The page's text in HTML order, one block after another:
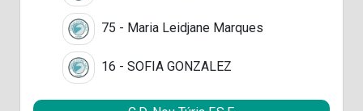
75 - Maria Leidjane Marques
16 - SOFIA GONZALEZ